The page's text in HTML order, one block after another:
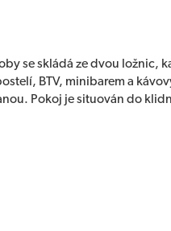
se skládá ze dvou ložnic,
BTV, minibarem a
Pokoj je situován do